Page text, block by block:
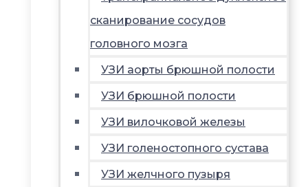
сканирование сосудов
головного мозга
УЗИ аорты брюшной полости
УЗИ брюшной полости
УЗИ вилочковой железы
УЗИ голеностопного сустава
УЗИ желчного пузыря